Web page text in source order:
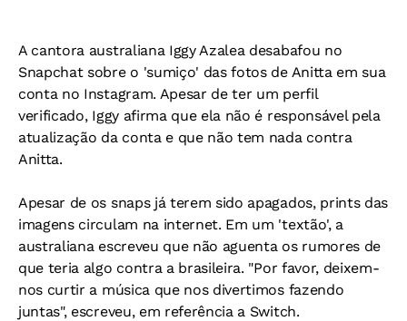
A cantora australiana Iggy Azalea desabafou no
Snapchat sobre o 'sumiço' das fotos de Anitta em sua
conta no Instagram. Apesar de ter um perfil
verificado, Iggy afirma que ela não é responsável pela
atualização da conta e que não tem nada contra
Anitta.
Apesar de os snaps já terem sido apagados, prints das
imagens circulam na internet. Em um 'textão', a
australiana escreveu que não aguenta os rumores de
que teria algo contra a brasileira. "Por favor, deixem-
nos curtir a música que nos divertimos fazendo
juntas", escreveu, em referência a Switch.